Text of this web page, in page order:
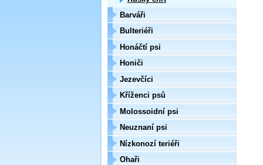
Barváři
Bulteriéři
Honáčtí psi
Honiči
Jezevčíci
Kříženci psů
Molossoidní psi
Neuznaní psi
Nízkonozí teriéři
Ohaři